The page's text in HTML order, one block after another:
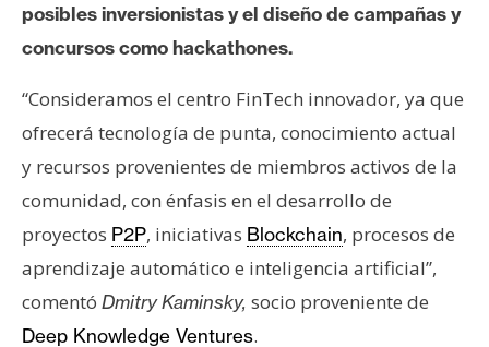
a
T
e
m
a
s
R
e
posibles inversionistas y el diseño de campañas y
concursos como hackathones.
“Consideramos el centro FinTech innovador, ya que
ofrecerá tecnología de punta, conocimiento actual
y recursos provenientes de miembros activos de la
comunidad, con énfasis en el desarrollo de
proyectos P2P, iniciativas Blockchain, procesos de
aprendizaje automático e inteligencia artificial”,
comentó Dmitry Kaminsky, socio proveniente de
Deep Knowledge Ventures.